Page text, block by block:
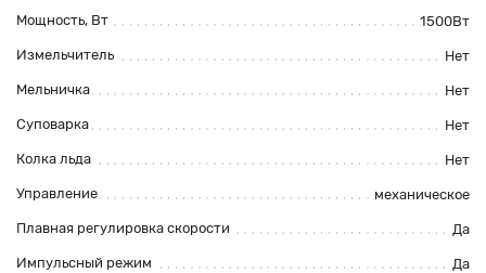
Мощность, Вт 1500Вт
Измельчитель Нет
Мельничка Нет
Суповарка Нет
Колка льда Нет
Управление механическое
Плавная регулировка скорости Да
Импульсный режим Да